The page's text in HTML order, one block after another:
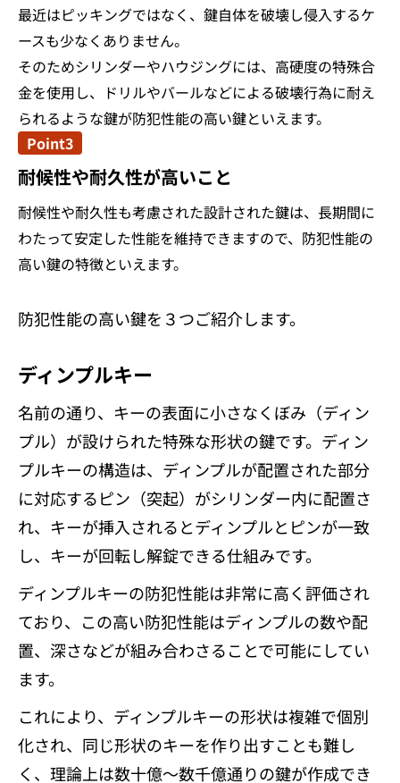
最近はピッキングではなく、鍵自体を破壊し侵入するケ
ースも少なくありません。
そのためシリンダーやハウジングには、高硬度の特殊合
金を使用し、ドリルやバールなどによる破壊行為に耐え
られるような鍵が防犯性能の高い鍵といえます。
Point3
耐候性や耐久性が高いこと
耐候性や耐久性も考慮された設計された鍵は、長期間に
わたって安定した性能を維持できますので、防犯性能の
高い鍵の特徴といえます。
防犯性能の高い鍵を３つご紹介します。
ディンプルキー
名前の通り、キーの表面に小さなくぼみ（ディン
プル）が設けられた特殊な形状の鍵です。ディン
プルキーの構造は、ディンプルが配置された部分
に対応するピン（突起）がシリンダー内に配置さ
れ、キーが挿入されるとディンプルとピンが一致
し、キーが回転し解錠できる仕組みです。
ディンプルキーの防犯性能は非常に高く評価され
ており、この高い防犯性能はディンプルの数や配
置、深さなどが組み合わさることで可能にしてい
ます。
これにより、ディンプルキーの形状は複雑で個別
化され、同じ形状のキーを作り出すことも難し
く、理論上は数十億～数千億通りの鍵が作成でき